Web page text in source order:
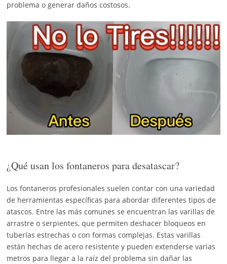
problema o generar daños costosos.
¿Qué usan los fontaneros para desatascar?
Los fontaneros profesionales suelen contar con una variedad
de herramientas específicas para abordar diferentes tipos de
atascos. Entre las más comunes se encuentran las varillas de
arrastre o serpientes, que permiten deshacer bloqueos en
tuberías estrechas o con formas complejas. Estas varillas
están hechas de acero resistente y pueden extenderse varias
metros para llegar a la raíz del problema sin dañar las